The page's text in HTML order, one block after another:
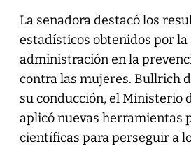
La senadora destacó los
estadísticos obtenidos por la
administración en la
contra las mujeres. Bullrich
su conducción, el Ministerio
aplicó nuevas herramientas
científicas para perseguir a